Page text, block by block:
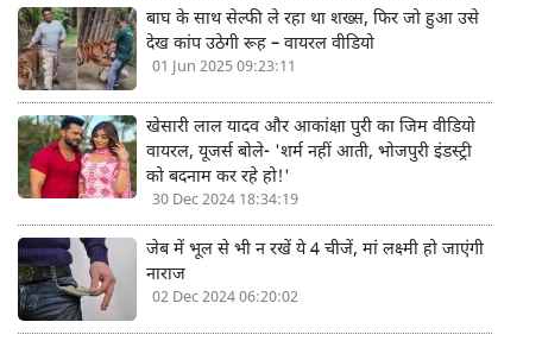
बाघ के साथ सेल्फी ले रहा था शख्स, फिर जो हुआ उसे
देख कांप उठेगी रूह – वायरल वीडियो
01 Jun 2025 09:23:11
खेसारी लाल यादव और आकांक्षा पुरी का जिम वीडियो
वायरल, यूजर्स बोले- 'शर्म नहीं आती, भोजपुरी इंडस्ट्री
को बदनाम कर रहे हो!'
30 Dec 2024 18:34:19
जेब में भूल से भी न रखें ये 4 चीजें, मां लक्ष्मी हो जाएंगी
नाराज
02 Dec 2024 06:20:02